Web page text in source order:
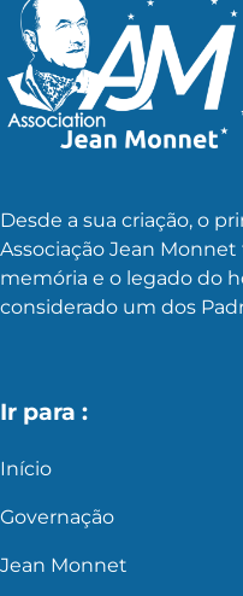
Desde a sua criação, o
Associação Jean
memória e o legado do
considerado um dos
Ir para :
Início
Governação
Jean Monnet